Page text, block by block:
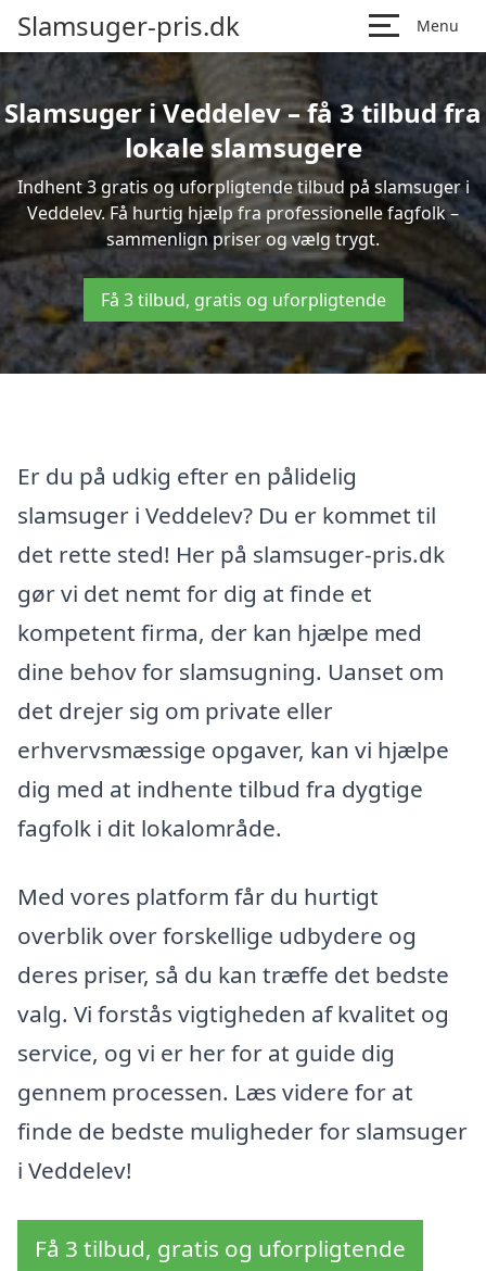
Slamsuger-pris.dk Menu
Slamsuger i Veddelev – få 3 tilbud fra
lokale slamsugere
Indhent 3 gratis og uforpligtende tilbud på slamsuger i
Veddelev. Få hurtig hjælp fra professionelle fagfolk –
sammenlign priser og vælg trygt.
Få 3 tilbud, gratis og uforpligtende
Er du på udkig efter en pålidelig
slamsuger i Veddelev? Du er kommet til
det rette sted! Her på slamsuger-pris.dk
gør vi det nemt for dig at finde et
kompetent firma, der kan hjælpe med
dine behov for slamsugning. Uanset om
det drejer sig om private eller
erhvervsmæssige opgaver, kan vi hjælpe
dig med at indhente tilbud fra dygtige
fagfolk i dit lokalområde.
Med vores platform får du hurtigt
overblik over forskellige udbydere og
deres priser, så du kan træffe det bedste
valg. Vi forstås vigtigheden af kvalitet og
service, og vi er her for at guide dig
gennem processen. Læs videre for at
finde de bedste muligheder for slamsuger
i Veddelev!
Få 3 tilbud, gratis og uforpligtende